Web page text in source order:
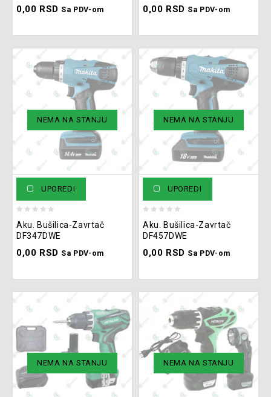
5
0,00 RSD Sa PDV-om
5
0,00 RSD Sa PDV-om
NEMA NA STANJU
UPOREDI
out
of
5
Aku. Bušilica-Zavrtač
DF347DWE
0,00 RSD Sa PDV-om
NEMA NA STANJU
UPOREDI
out
of
5
Aku. Bušilica-Zavrtač
DF457DWE
0,00 RSD Sa PDV-om
NEMA NA STANJU NEMA NA STANJU